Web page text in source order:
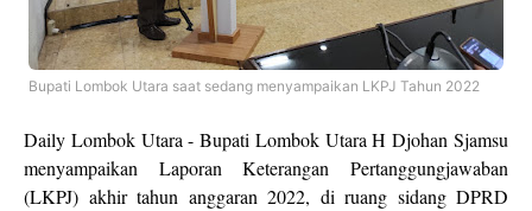
Bupati Lombok Utara saat sedang menyampaikan LKPJ Tahun 2022
Daily Lombok Utara - Bupati Lombok Utara H Djohan Sjamsu
menyampaikan Laporan Keterangan Pertanggungjawaban
(LKPJ) akhir tahun anggaran 2022, di ruang sidang DPRD